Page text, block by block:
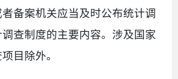
备案机关应当及时公布统计调
查制度的主要内容。涉及国家
目除外。